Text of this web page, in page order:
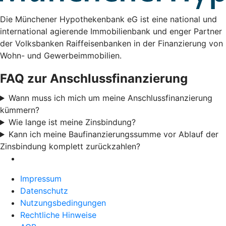
Die Münchener Hypothekenbank eG ist eine national und
international agierende Immobilienbank und enger Partner
der Volksbanken Raiffeisenbanken in der Finanzierung von
Wohn- und Gewerbeimmobilien.
FAQ zur Anschlussfinanzierung
Wann muss ich mich um meine Anschlussfinanzierung
kümmern?
Wie lange ist meine Zinsbindung?
Kann ich meine Baufinanzierungssumme vor Ablauf der
Zinsbindung komplett zurückzahlen?
Impressum
Datenschutz
Nutzungsbedingungen
Rechtliche Hinweise